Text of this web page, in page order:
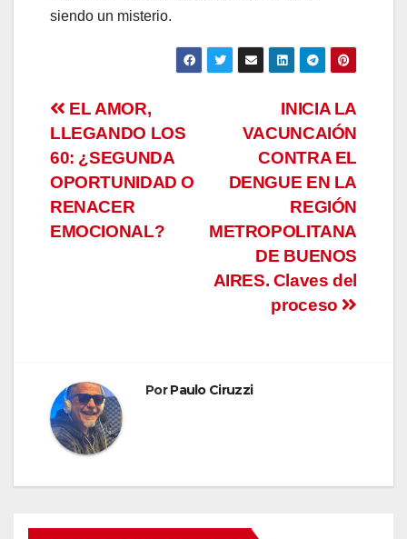
siendo un misterio.
Navegación
de
entradas
INICIA LA
VACUNCAIÓN
CONTRA EL
DENGUE EN LA
REGIÓN
METROPOLITANA
DE BUENOS
AIRES. Claves del
proceso
EL AMOR,
LLEGANDO LOS
60: ¿SEGUNDA
OPORTUNIDAD O
RENACER
EMOCIONAL?
PorPaulo Ciruzzi